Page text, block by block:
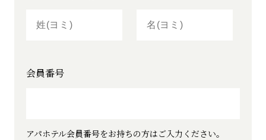
会員番号
アパホテル会員番号をお持ちの方はご入力ください。